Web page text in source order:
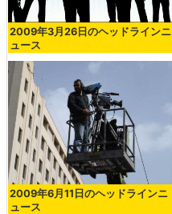
2009年3月26日のヘッドラインニ
ュース
2009年6月11日のヘッドラインニ
ュース